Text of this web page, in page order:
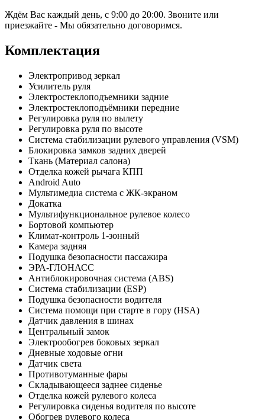
Ждём Вас каждый день, с 9:00 до 20:00. Звоните или
приезжайте - Мы обязательно договоримся.
Комплектация
Электропривод зеркал
Усилитель руля
Электростеклоподъемники задние
Электростеклоподъёмники передние
Регулировка руля по вылету
Регулировка руля по высоте
Система стабилизации рулевого управления (VSM)
Блокировка замков задних дверей
Ткань (Материал салона)
Отделка кожей рычага КПП
Android Auto
Мультимедиа система с ЖК-экраном
Докатка
Мультифункциональное рулевое колесо
Бортовой компьютер
Климат-контроль 1-зонный
Камера задняя
Подушка безопасности пассажира
ЭРА-ГЛОНАСС
Антиблокировочная система (ABS)
Система стабилизации (ESP)
Подушка безопасности водителя
Система помощи при старте в гору (HSA)
Датчик давления в шинах
Центральный замок
Электрообогрев боковых зеркал
Дневные ходовые огни
Датчик света
Противотуманные фары
Складывающееся заднее сиденье
Отделка кожей рулевого колеса
Регулировка сиденья водителя по высоте
Обогрев рулевого колеса